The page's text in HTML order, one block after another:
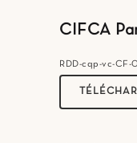
CIFCA
RDD-cqp-vc-CF-